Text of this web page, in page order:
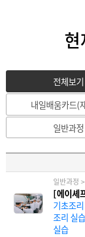
전체보기
내일배움카드(
일반과정
일반과정
[에이셰
기초조
조리 실
실습